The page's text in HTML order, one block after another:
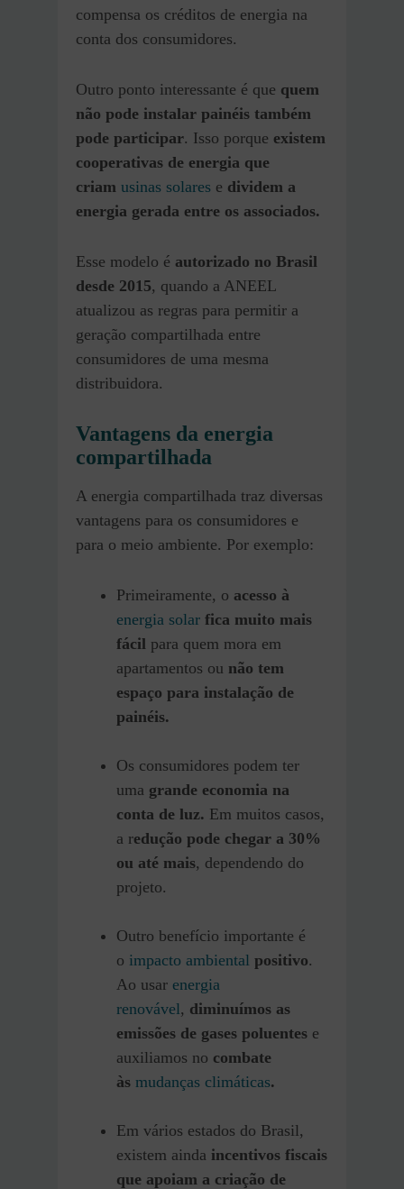
compensa os créditos de energia na
conta dos consumidores.
Outro ponto interessante é que quem
não pode instalar painéis também
pode participar. Isso porque existem
cooperativas de energia que
criam usinas solares e dividem a
energia gerada entre os associados.
Esse modelo é autorizado no Brasil
desde 2015, quando a ANEEL
atualizou as regras para permitir a
geração compartilhada entre
consumidores de uma mesma
distribuidora.
Vantagens da energia
compartilhada
A energia compartilhada traz diversas
vantagens para os consumidores e
para o meio ambiente. Por exemplo:
Primeiramente, o acesso à
energia solar fica muito mais
fácil para quem mora em
apartamentos ou não tem
espaço para instalação de
painéis.
Os consumidores podem ter
uma grande economia na
conta de luz. Em muitos casos,
a redução pode chegar a 30%
ou até mais, dependendo do
projeto.
Outro benefício importante é
o impacto ambiental positivo.
Ao usar energia
renovável, diminuímos as
emissões de gases poluentes e
auxiliamos no combate
às mudanças climáticas.
Em vários estados do Brasil,
existem ainda incentivos fiscais
que apoiam a criação de